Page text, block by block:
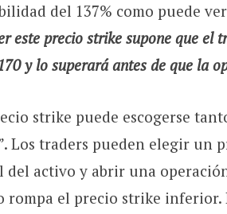
del 137% como puede
este precio strike supone que el
y lo superará antes de que la
strike puede escogerse
Los traders pueden elegir un
del activo y abrir una
rompa el precio strike inferior.